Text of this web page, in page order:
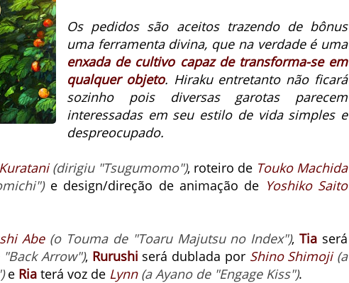
Os pedidos são aceitos trazendo de bônus
uma ferramenta divina, que na verdade é uma
enxada de cultivo capaz de transforma-se em
qualquer objeto. Hiraku entretanto não ficará
sozinho pois diversas garotas parecem
interessadas em seu estilo de vida simples e
despreocupado.
(dirigiu "Tsugumomo"), roteiro de Touko Machida
e design/direção de animação de Yoshiko Saito
Abe (o Touma de "Toaru Majutsu no Index"),Tia será
Arrow"), Rurushi será dublada por Shino Shimoji (a
e Ria terá voz de Lynn (a Ayano de "Engage Kiss").